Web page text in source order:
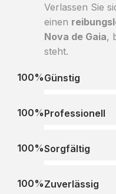
Verlassen Sie
einen
Nova de Gaia,
steht.
Günstig
100%
Professionell
100%
Sorgfältig
100%
Zuverlässig
100%